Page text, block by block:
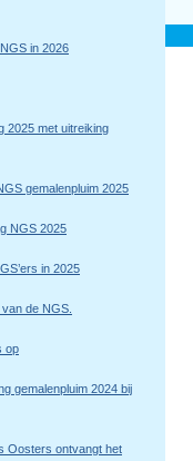
in 2026
2025 met uitreiking
gemalenpluim 2025
NGS 2025
in 2025
de NGS.
op
gemalenpluim 2024 bij
Oosters ontvangt het